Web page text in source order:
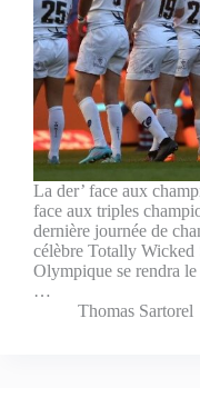
La der’ face aux
face aux triples
dernière journée de
célèbre Totally Wicked
Olympique se rendra
…
Thomas Sartorel